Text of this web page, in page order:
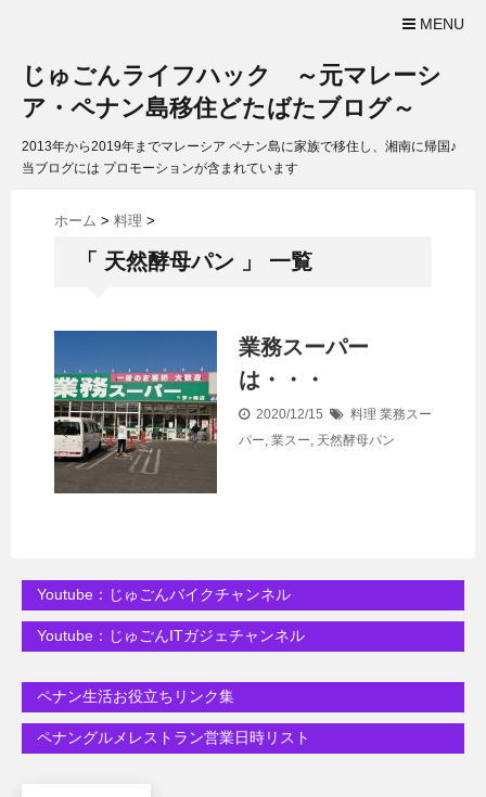
MENU
じゅごんライフハック ～元マレーシ
ア・ペナン島移住どたばたブログ～
2013年から2019年までマレーシア ペナン島に家族で移住し、湘南に帰国♪
当ブログには プロモーションが含まれています
ホーム > 料理 >
「 天然酵母パン 」 一覧
業務スーパー
は・・・
2020/12/15 料理 業務スー
パー, 業スー, 天然酵母パン
Youtube：じゅごんバイクチャンネル
Youtube：じゅごんITガジェチャンネル
ペナン生活お役立ちリンク集
ペナングルメレストラン営業日時リスト